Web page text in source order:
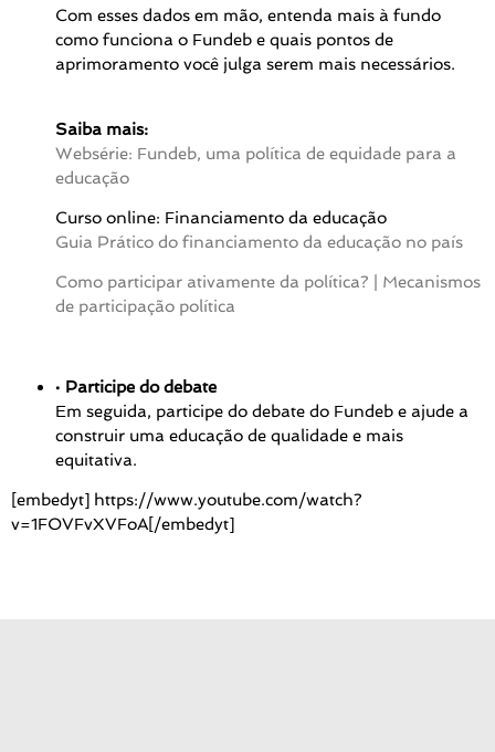
Com esses dados em mão, entenda mais à fundo
como funciona o Fundeb e quais pontos de
aprimoramento você julga serem mais necessários.
Saiba mais:
Websérie: Fundeb, uma política de equidade para a
educação
Curso online: Financiamento da educação
Guia Prático do financiamento da educação no país
Como participar ativamente da política? | Mecanismos
de participação política
• Participe do debate
Em seguida, participe do debate do Fundeb e ajude a
construir uma educação de qualidade e mais
equitativa.
[embedyt] https://www.youtube.com/watch?
v=1FOVFvXVFoA[/embedyt]